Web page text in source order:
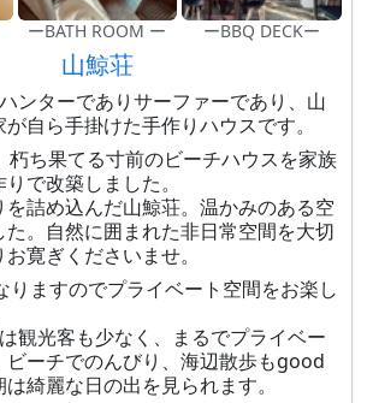
ーBATH ROOM ー ーBBQ DECKー
山鯨荘
ンターでありサーファーであり、山
自ら手掛けた手作りハウスです。
朽ち果てる寸前のビーチハウスを家族
で改築しました。
詰め込んだ山鯨荘。温かみのある空
。自然に囲まれた非日常空間を大切
寛ぎくださいませ。
ますのでプライベート空間をお楽し
観光客も少なく、まるでプライベー
ビーチでのんびり、海辺散歩もgood
綺麗な日の出を見られます。